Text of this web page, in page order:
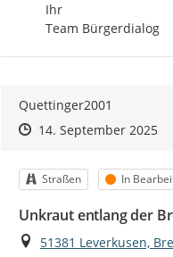
Ihr
Team Bürgerdialog
Quettinger2001
Zeitpunkt des Erstellens
Zeitpunkt des Erstellens
14. September 2025
Kategorie
Straßen Status
In
Unkraut entlang der
Ort
51381 Leverkusen,